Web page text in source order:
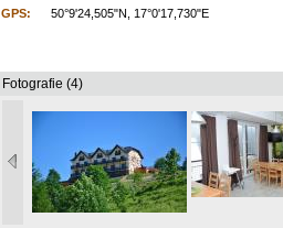
GPS:
50°9'24,505"N, 17°0'17,730"E
Fotografie (4)